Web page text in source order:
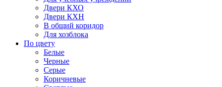
Двери КХО
Двери КХН
В общий коридор
Для хозблока
По цвету
Белые
Черные
Серые
Коричневые